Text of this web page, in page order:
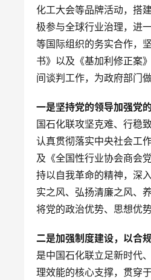
化工大会等品牌活动，搭
极参与全球行业治理，进
等国际组织的务实合作，
书》以及《基加利修正案
间谈判工作，为政府部门
一是坚持党的领导加强党
国石化联攻坚克难、行稳
认真贯彻落实中央社会工
及《全国性行业协会商会
持以自我革命的精神，深
实之风、弘扬清廉之风、
将党的政治优势、思想优
二是加强制度建设，以合
是中国石化联立足新时代
理效能的核心支撑，贯穿